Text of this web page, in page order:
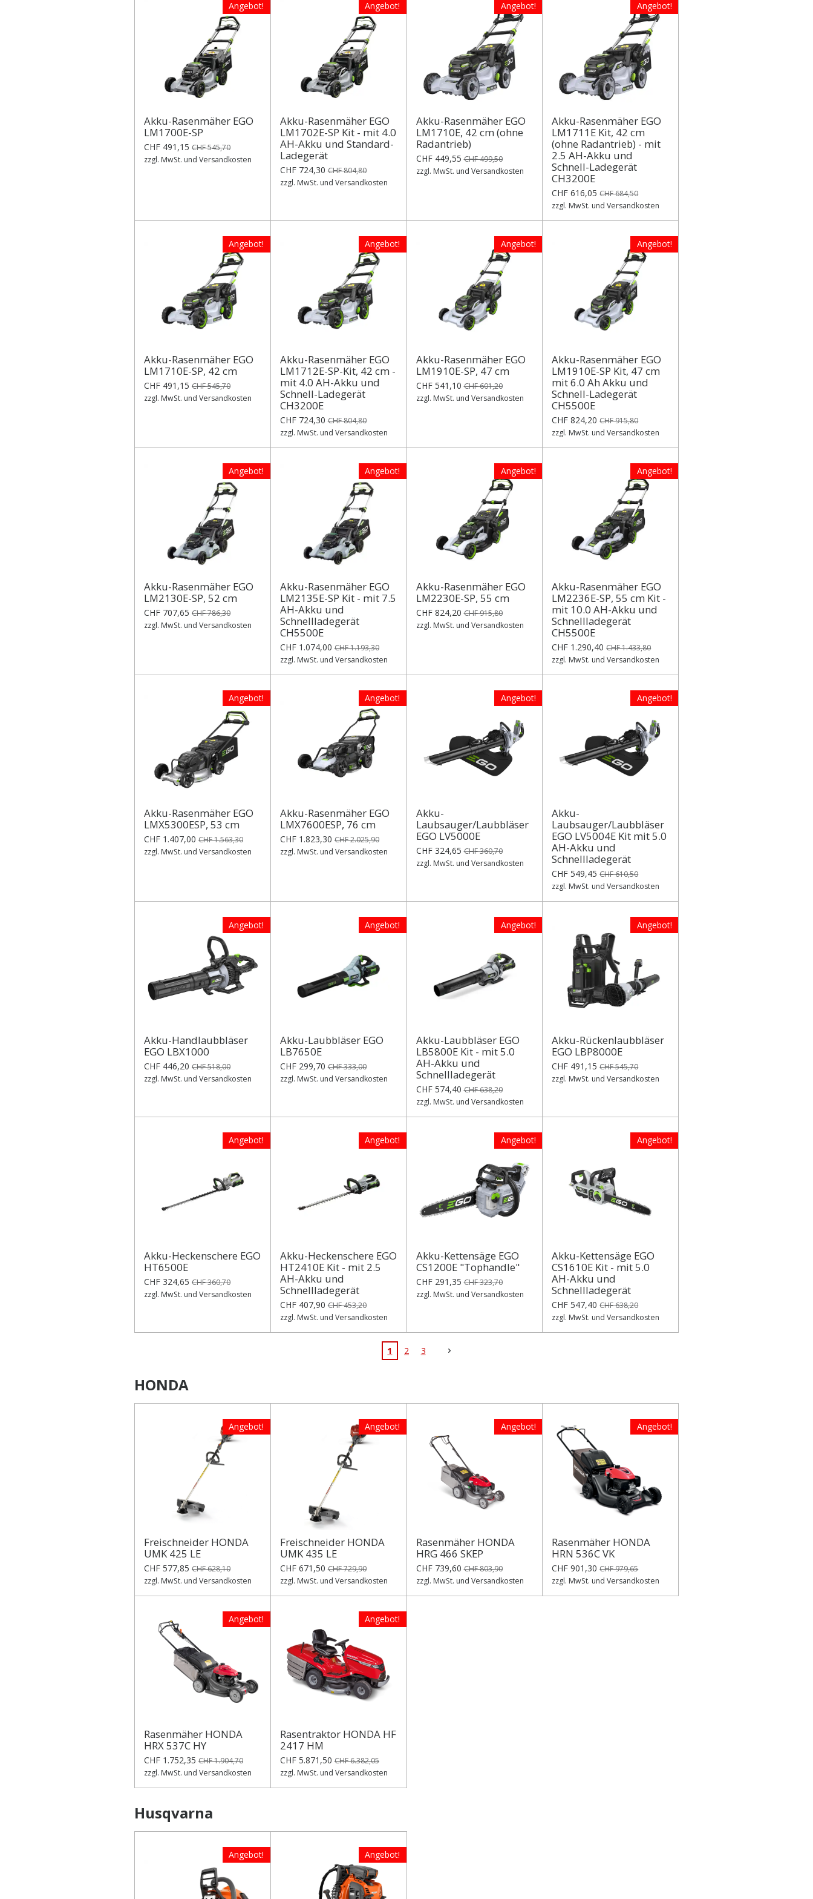
Angebot!
Akku-Rasenmäher EGO
LM1700E-SP
CHF 491,15 CHF 545,70
zzgl. MwSt. und Versandkosten
Angebot!
Akku-Rasenmäher EGO
LM1702E-SP Kit - mit 4.0
AH-Akku und Standard-
Ladegerät
CHF 724,30 CHF 804,80
zzgl. MwSt. und Versandkosten
Angebot!
Akku-Rasenmäher EGO
LM1710E, 42 cm (ohne
Radantrieb)
CHF 449,55 CHF 499,50
zzgl. MwSt. und Versandkosten
Angebot!
Akku-Rasenmäher EGO
LM1711E Kit, 42 cm
(ohne Radantrieb) - mit
2.5 AH-Akku und
Schnell-Ladegerät
CH3200E
CHF 616,05 CHF 684,50
zzgl. MwSt. und Versandkosten
Angebot!
Akku-Rasenmäher EGO
LM1710E-SP, 42 cm
CHF 491,15 CHF 545,70
zzgl. MwSt. und Versandkosten
Angebot!
Akku-Rasenmäher EGO
LM1712E-SP-Kit, 42 cm -
mit 4.0 AH-Akku und
Schnell-Ladegerät
CH3200E
CHF 724,30 CHF 804,80
zzgl. MwSt. und Versandkosten
Angebot!
Akku-Rasenmäher EGO
LM1910E-SP, 47 cm
CHF 541,10 CHF 601,20
zzgl. MwSt. und Versandkosten
Angebot!
Akku-Rasenmäher EGO
LM1910E-SP Kit, 47 cm
mit 6.0 Ah Akku und
Schnell-Ladegerät
CH5500E
CHF 824,20 CHF 915,80
zzgl. MwSt. und Versandkosten
Angebot!
Akku-Rasenmäher EGO
LM2130E-SP, 52 cm
CHF 707,65 CHF 786,30
zzgl. MwSt. und Versandkosten
Angebot!
Akku-Rasenmäher EGO
LM2135E-SP Kit - mit 7.5
AH-Akku und
Schnellladegerät
CH5500E
CHF 1.074,00 CHF 1.193,30
zzgl. MwSt. und Versandkosten
Angebot!
Akku-Rasenmäher EGO
LM2230E-SP, 55 cm
CHF 824,20 CHF 915,80
zzgl. MwSt. und Versandkosten
Angebot!
Akku-Rasenmäher EGO
LM2236E-SP, 55 cm Kit -
mit 10.0 AH-Akku und
Schnellladegerät
CH5500E
CHF 1.290,40 CHF 1.433,80
zzgl. MwSt. und Versandkosten
Angebot!
Akku-Rasenmäher EGO
LMX5300ESP, 53 cm
CHF 1.407,00 CHF 1.563,30
zzgl. MwSt. und Versandkosten
Angebot!
Akku-Rasenmäher EGO
LMX7600ESP, 76 cm
CHF 1.823,30 CHF 2.025,90
zzgl. MwSt. und Versandkosten
Angebot!
Akku-
Laubsauger/Laubbläser
EGO LV5000E
CHF 324,65 CHF 360,70
zzgl. MwSt. und Versandkosten
Angebot!
Akku-
Laubsauger/Laubbläser
EGO LV5004E Kit mit 5.0
AH-Akku und
Schnellladegerät
CHF 549,45 CHF 610,50
zzgl. MwSt. und Versandkosten
Angebot!
Akku-Handlaubbläser
EGO LBX1000
CHF 446,20 CHF 518,00
zzgl. MwSt. und Versandkosten
Angebot!
Akku-Laubbläser EGO
LB7650E
CHF 299,70 CHF 333,00
zzgl. MwSt. und Versandkosten
Angebot!
Akku-Laubbläser EGO
LB5800E Kit - mit 5.0
AH-Akku und
Schnellladegerät
CHF 574,40 CHF 638,20
zzgl. MwSt. und Versandkosten
Angebot!
Akku-Rückenlaubbläser
EGO LBP8000E
CHF 491,15 CHF 545,70
zzgl. MwSt. und Versandkosten
Angebot!
Akku-Heckenschere EGO
HT6500E
CHF 324,65 CHF 360,70
zzgl. MwSt. und Versandkosten
Angebot!
Akku-Heckenschere EGO
HT2410E Kit - mit 2.5
AH-Akku und
Schnellladegerät
CHF 407,90 CHF 453,20
zzgl. MwSt. und Versandkosten
Angebot!
Akku-Kettensäge EGO
CS1200E "Tophandle"
CHF 291,35 CHF 323,70
zzgl. MwSt. und Versandkosten
Angebot!
Akku-Kettensäge EGO
CS1610E Kit - mit 5.0
AH-Akku und
Schnellladegerät
CHF 547,40 CHF 638,20
zzgl. MwSt. und Versandkosten
1 2 3
HONDA
Angebot!
Freischneider HONDA
UMK 425 LE
CHF 577,85 CHF 628,10
zzgl. MwSt. und Versandkosten
Angebot!
Freischneider HONDA
UMK 435 LE
CHF 671,50 CHF 729,90
zzgl. MwSt. und Versandkosten
Angebot!
Rasenmäher HONDA
HRG 466 SKEP
CHF 739,60 CHF 803,90
zzgl. MwSt. und Versandkosten
Angebot!
Rasenmäher HONDA
HRN 536C VK
CHF 901,30 CHF 979,65
zzgl. MwSt. und Versandkosten
Angebot!
Rasenmäher HONDA
HRX 537C HY
CHF 1.752,35 CHF 1.904,70
zzgl. MwSt. und Versandkosten
Angebot!
Rasentraktor HONDA HF
2417 HM
CHF 5.871,50 CHF 6.382,05
zzgl. MwSt. und Versandkosten
Husqvarna
Angebot! Angebot!